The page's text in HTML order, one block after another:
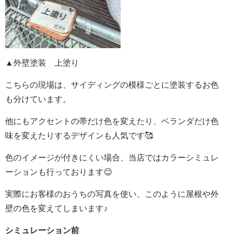
▲外壁塗装 上塗り
こちらの現場は、サイディングの模様ごとに塗装するお色
も分けています。
他にもアクセントの帯だけ色を変えたり、ベランダだけ色
味を変えたりするデザインも人気です🥰
色のイメージが付きにくい場合、当店ではカラーシミュレ
ーションも行っております😉
実際にお客様のおうちの写真を使い、このように屋根や外
壁の色を変えてしまいます♪
シミュレーション前